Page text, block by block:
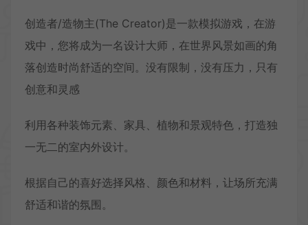
创造者/造物主(The Creator)是一款模拟游戏，在游
戏中，您将成为一名设计大师，在世界风景如画的角
落创造时尚舒适的空间。没有限制，没有压力，只有
创意和灵感
利用各种装饰元素、家具、植物和景观特色，打造独
一无二的室内外设计。
根据自己的喜好选择风格、颜色和材料，让场所充满
舒适和谐的氛围。